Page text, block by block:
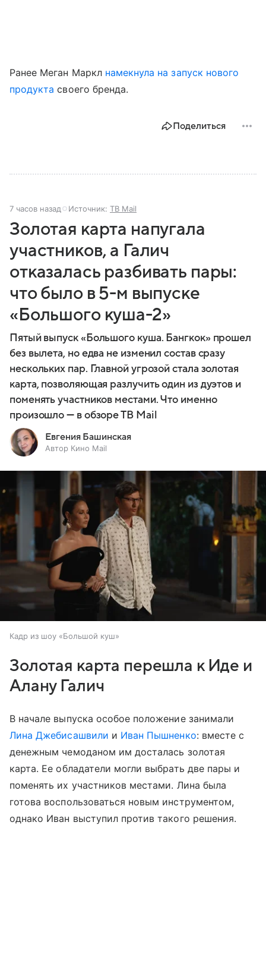
Ранее Меган Маркл намекнула на запуск нового
продукта своего бренда.
Поделиться
7 часов назад Источник: ТВ Mail
Золотая карта напугала
участников, а Галич
отказалась разбивать пары:
что было в 5-м выпуске
«Большого куша-2»
Пятый выпуск «Большого куша. Бангкок» прошел
без вылета, но едва не изменил состав сразу
нескольких пар. Главной угрозой стала золотая
карта, позволяющая разлучить один из дуэтов и
поменять участников местами. Что именно
произошло — в обзоре ТВ Mail
Евгения Башинская
Автор Кино Mail
Кадр из шоу «Большой куш»
Золотая карта перешла к Иде и
Алану Галич
В начале выпуска особое положение занимали
Лина Джебисашвили и Иван Пышненко: вместе с
денежным чемоданом им досталась золотая
карта. Ее обладатели могли выбрать две пары и
поменять их участников местами. Лина была
готова воспользоваться новым инструментом,
однако Иван выступил против такого решения.